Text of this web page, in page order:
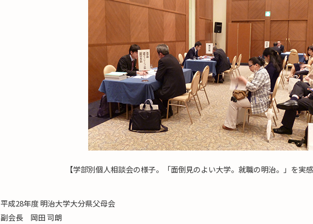
【学部別個人相談会の様子。「面倒見のよい大学。就職の明治。」を実
平成28年度 明治大学大分県父母会
副会長 岡田 司朗